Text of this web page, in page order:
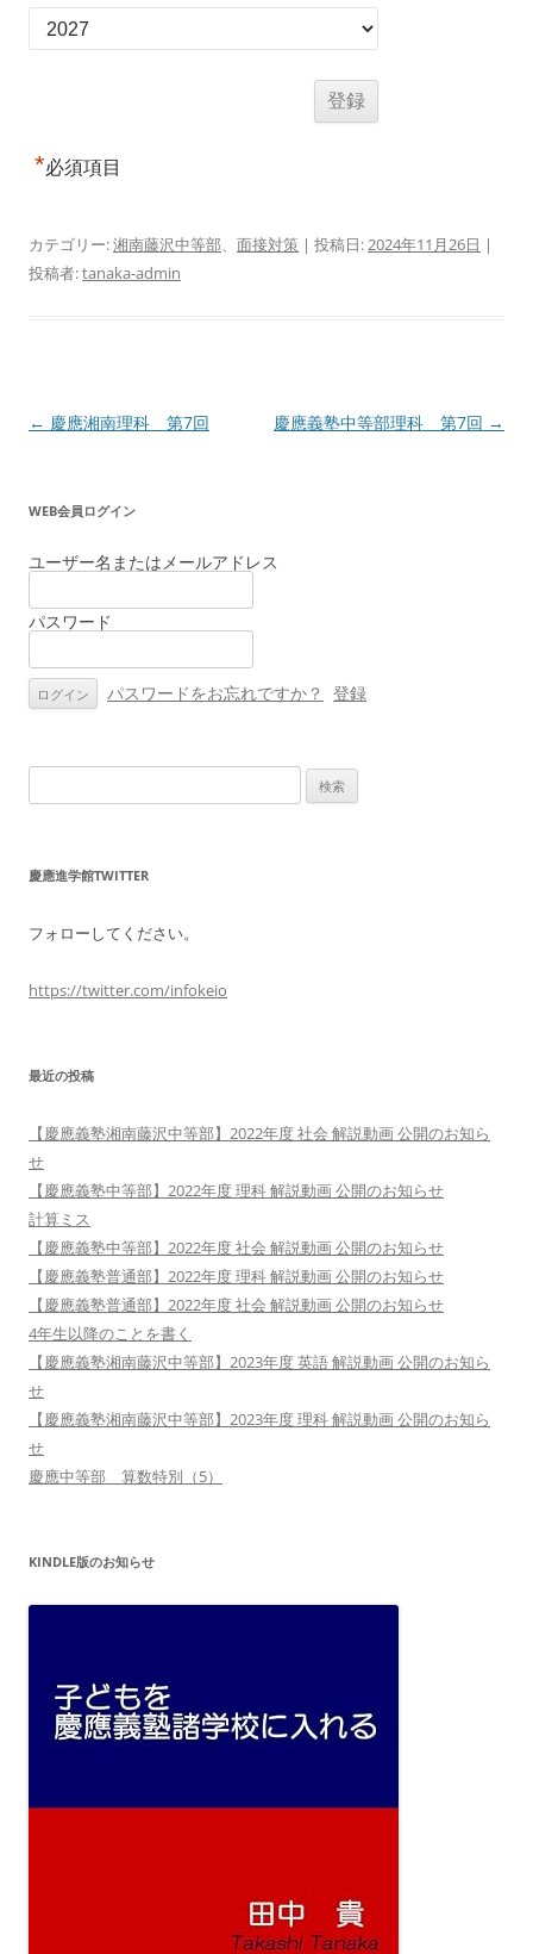
*必須項目
カテゴリー:湘南藤沢中等部、 面接対策 | 投稿日:2024年11月26日 |
投稿者:tanaka-admin
投
ビ
ゲ
シ
ン
← 慶應湘南理科 第7回 慶應義塾中等部理科 第7回 →
WEB会員ログイン
ユーザー名またはメールアドレス
パスワード
パスワードをお忘れですか？ 登録
索:
慶應進学館TWITTER
フォローしてください。
https://twitter.com/infokeio
最近の投稿
【慶應義塾湘南藤沢中等部】2022年度 社会 解説動画 公開のお知ら
せ
【慶應義塾中等部】2022年度 理科 解説動画 公開のお知らせ
計算ミス
【慶應義塾中等部】2022年度 社会 解説動画 公開のお知らせ
【慶應義塾普通部】2022年度 理科 解説動画 公開のお知らせ
【慶應義塾普通部】2022年度 社会 解説動画 公開のお知らせ
4年生以降のことを書く
【慶應義塾湘南藤沢中等部】2023年度 英語 解説動画 公開のお知ら
せ
【慶應義塾湘南藤沢中等部】2023年度 理科 解説動画 公開のお知ら
せ
慶應中等部 算数特別（5）
KINDLE版のお知らせ